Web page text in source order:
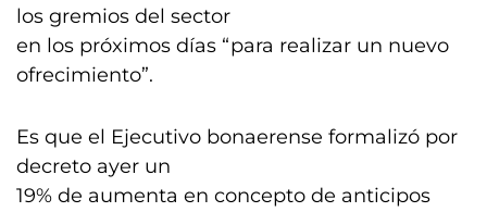
los gremios del sector
en los próximos días “para realizar un nuevo
ofrecimiento”.
Es que el Ejecutivo bonaerense formalizó por
decreto ayer un
19% de aumenta en concepto de anticipos